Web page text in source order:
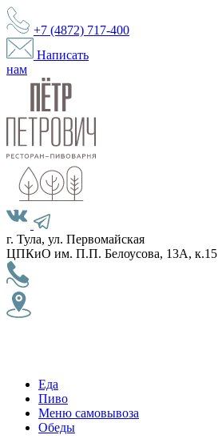
+7 (4872) 717-400
Написать
нам
г. Тула, ул. Первомайская
ЦПКиО им. П.П. Белоусова, 13А, к.15
Еда
Пиво
Меню самовывоза
Обеды